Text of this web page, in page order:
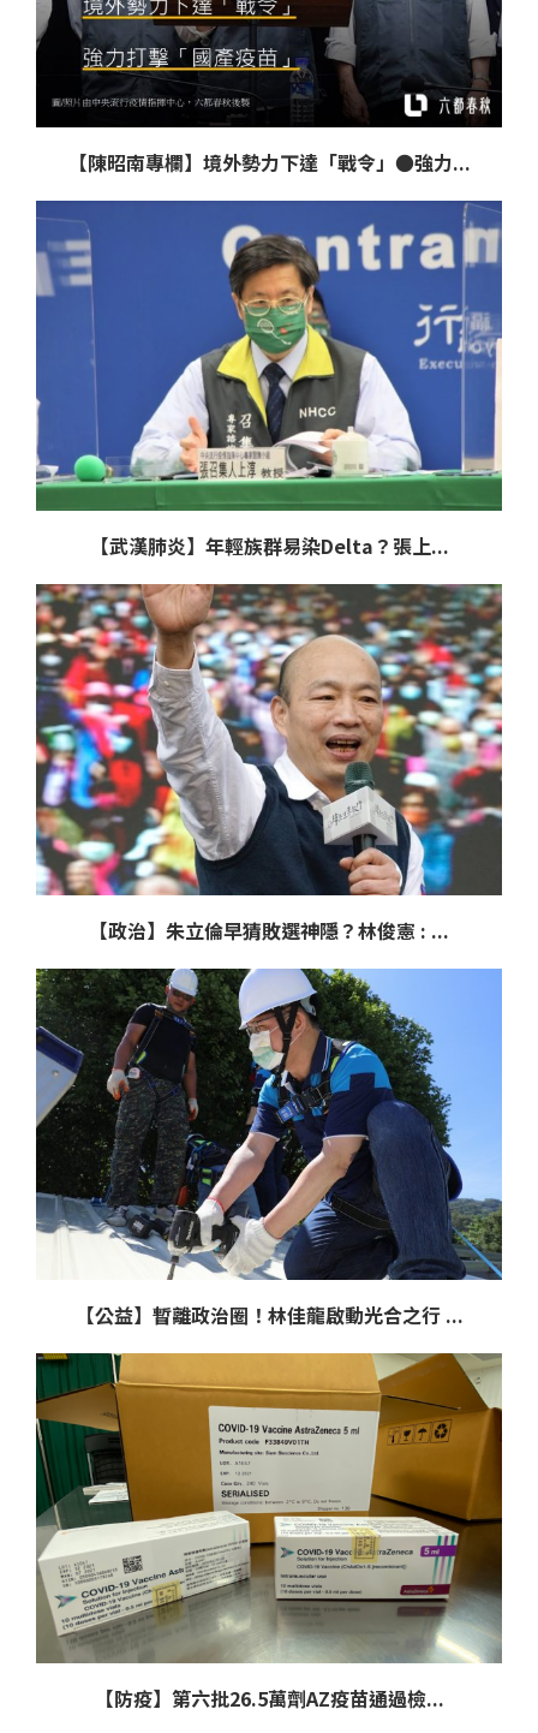
【陳昭南專欄】境外勢力下達「戰令」●強力...
【武漢肺炎】年輕族群易染Delta？張上...
【政治】朱立倫早猜敗選神隱？林俊憲 : ...
【公益】暫離政治圈！林佳龍啟動光合之行 ...
【防疫】第六批26.5萬劑AZ疫苗通過檢...